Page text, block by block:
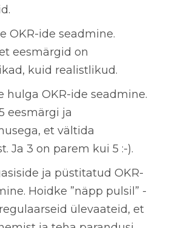
OKR-ide seadmine.
eesmärgid on
kuid realistlikud.
hulga OKR-ide seadmine.
eesmärgi ja
et vältida
Ja 3 on parem kui 5 :-).
ja püstitatud OKR-
Hoidke ”näpp pulsil” -
ülevaateid, et